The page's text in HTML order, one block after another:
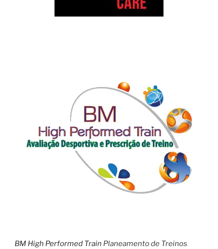
BM High Performed Train Planeamento de Treinos